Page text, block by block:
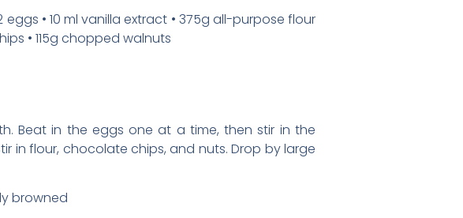
• 10 ml vanilla extract • 375g all-purpose flour
• 115g chopped walnuts
Beat in the eggs one at a time, then stir in the
in flour, chocolate chips, and nuts. Drop by large
browned